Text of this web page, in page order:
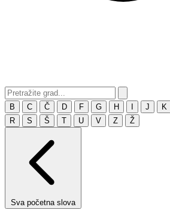
B C Č D F G H J K
R
S Š T U V Z Ž
Sva početna slova